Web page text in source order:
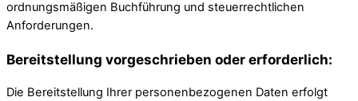
ordnungsmäßigen Buchführung und steuerrechtlichen
Anforderungen.
Bereitstellung vorgeschrieben oder erforderlich:
Die Bereitstellung Ihrer personenbezogenen Daten erfolgt